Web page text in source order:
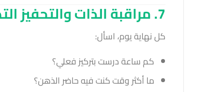
7. مراقبة الذات والتحفيز التدريجي
كل نهاية يوم، اسأل:
كم ساعة درست بتركيز فعلي؟
ما أكثر وقت كنت فيه حاضر الذهن؟